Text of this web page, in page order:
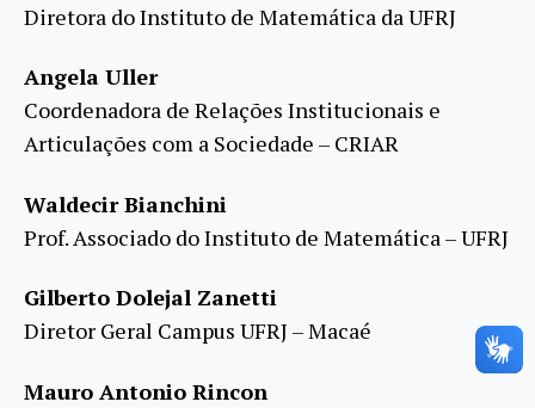
Diretora do Instituto de Matemática da UFRJ
Angela Uller
Coordenadora de Relações Institucionais e
Articulações com a Sociedade – CRIAR
Waldecir Bianchini
Prof. Associado do Instituto de Matemática – UFRJ
Gilberto Dolejal Zanetti
Diretor Geral Campus UFRJ – Macaé
Mauro Antonio Rincon